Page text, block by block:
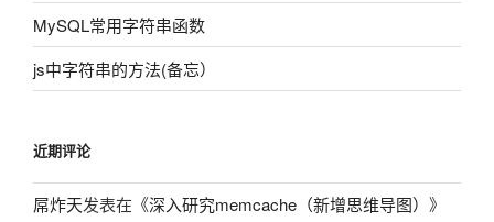
MySQL常用字符串函数
js中字符串的方法(备忘）
近期评论
屌炸天发表在《深入研究memcache（新增思维导图） 》